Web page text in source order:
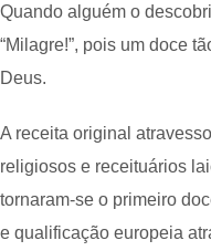
Quando alguém o
“Milagre!”, pois um doce
Deus.
A receita original
religiosos e receituários
tornaram-se o primeiro
e qualificação europeia